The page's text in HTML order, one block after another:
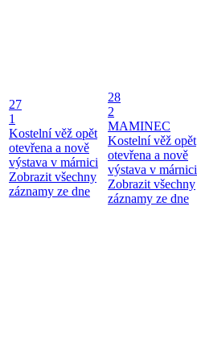
27
1
Kostelní věž opět
otevřena a nově
výstava v márnici
Zobrazit všechny
záznamy ze dne
28
2
MAMINEC
Kostelní věž opět
otevřena a nově
výstava v márnici
Zobrazit všechny
záznamy ze dne